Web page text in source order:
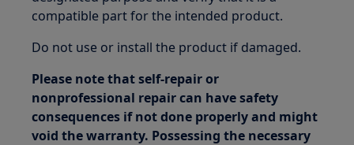
compatible part for the intended product.
Do not use or install the product if damaged.
Please note that self-repair or
nonprofessional repair can have safety
consequences if not done properly and might
void the warranty. Possessing the necessary